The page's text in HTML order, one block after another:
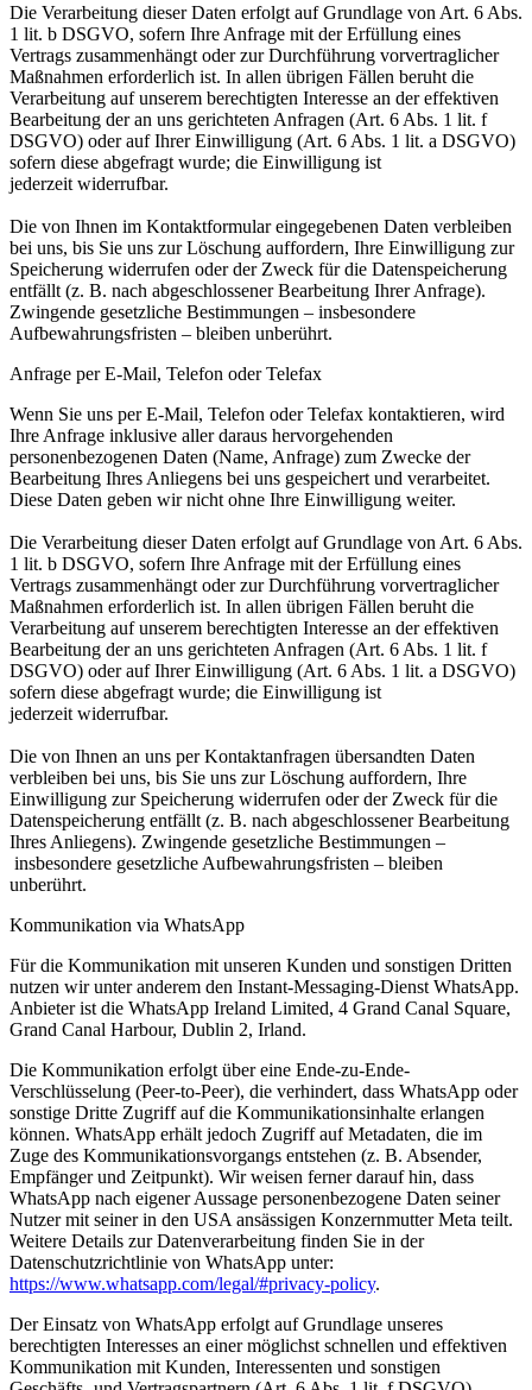
Die Verarbeitung dieser Daten erfolgt auf Grundlage von Art. 6 Abs.
1 lit. b DSGVO, sofern Ihre Anfrage mit der Erfüllung eines
Vertrags zusammenhängt oder zur Durchführung vorvertraglicher
Maßnahmen erforderlich ist. In allen übrigen Fällen beruht die
Verarbeitung auf unserem berechtigten Interesse an dereffektiven
Bearbeitung der an uns gerichteten Anfragen (Art. 6 Abs. 1 lit. f
DSGVO) oder auf IhrerEinwilligung (Art. 6 Abs. 1 lit. a DSGVO)
sofern diese abgefragt wurde; die Einwilligung ist
jederzeit widerrufbar.
Die von Ihnen im Kontaktformular eingegebenen Daten verbleiben
bei uns, bis Sie uns zur Löschung auffordern, Ihre Einwilligung zur
Speicherung widerrufen oder der Zweck für die Datenspeicherung
entfällt (z. B. nach abgeschlossener Bearbeitung Ihrer Anfrage).
Zwingende gesetzliche Bestimmungen – insbesondere
Aufbewahrungsfristen – bleiben unberührt.
Anfrage per E-Mail, Telefon oder Telefax
Wenn Sie uns per E-Mail, Telefon oder Telefax kontaktieren, wird
Ihre Anfrage inklusive aller daraus hervorgehenden
personenbezogenen Daten (Name, Anfrage) zum Zwecke der
Bearbeitung Ihres Anliegens bei uns gespeichert und verarbeitet.
Diese Daten geben wir nicht ohne Ihre Einwilligung weiter.
Die Verarbeitung dieser Daten erfolgt auf Grundlage von Art. 6 Abs.
1 lit. b DSGVO, sofern Ihre Anfrage mit der Erfüllung eines
Vertrags zusammenhängt oder zur Durchführung vorvertraglicher
Maßnahmen erforderlich ist. In allen übrigen Fällen beruht die
Verarbeitung auf unserem berechtigten Interesse an dereffektiven
Bearbeitung der an uns gerichteten Anfragen (Art. 6 Abs. 1 lit. f
DSGVO) oder auf IhrerEinwilligung (Art. 6 Abs. 1 lit. a DSGVO)
sofern diese abgefragt wurde; die Einwilligung ist
jederzeit widerrufbar.
Die von Ihnen an uns per Kontaktanfragen übersandten Daten
verbleiben bei uns, bis Sie uns zur Löschung auffordern, Ihre
Einwilligung zur Speicherung widerrufen oder der Zweck für die
Datenspeicherung entfällt (z. B. nach abgeschlossener Bearbeitung
Ihres Anliegens). Zwingende gesetzliche Bestimmungen –
insbesondere gesetzliche Aufbewahrungsfristen – bleiben
unberührt.
Kommunikation via WhatsApp
Für die Kommunikation mit unseren Kunden und sonstigen Dritten
nutzen wir unter anderem den Instant-Messaging-Dienst WhatsApp.
Anbieter ist die WhatsApp Ireland Limited, 4 Grand Canal Square,
Grand Canal Harbour, Dublin 2, Irland.
Die Kommunikation erfolgt über eine Ende-zu-Ende-
Verschlüsselung (Peer-to-Peer), die verhindert, dass WhatsApp oder
sonstige Dritte Zugriff auf die Kommunikationsinhalte erlangen
können. WhatsApp erhält jedoch Zugriff auf Metadaten, die im
Zuge des Kommunikationsvorgangs entstehen (z. B. Absender,
Empfänger und Zeitpunkt). Wir weisen ferner darauf hin, dass
WhatsApp nach eigener Aussage personenbezogene Daten seiner
Nutzer mit seiner in den USA ansässigen Konzernmutter Meta teilt.
Weitere Details zur Datenverarbeitung finden Sie in der
Datenschutzrichtlinie von WhatsApp unter:
https://www.whatsapp.com/legal/#privacy-policy.
Der Einsatz von WhatsApp erfolgt auf Grundlage unseres
berechtigten Interesses an einer möglichst schnellen und effektiven
Kommunikation mit Kunden, Interessenten und sonstigen